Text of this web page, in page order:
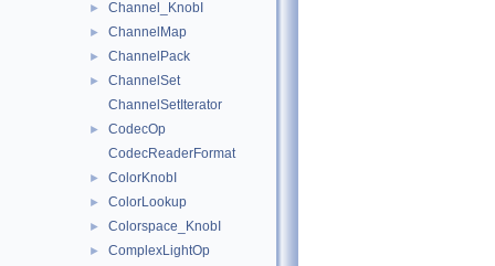
► Channel_KnobI
► ChannelMap
► ChannelPack
►
ChannelSet
ChannelSetIterator
►
CodecOp
CodecReaderFormat
► ColorKnobI
► ColorLookup
► Colorspace_KnobI
► ComplexLightOp